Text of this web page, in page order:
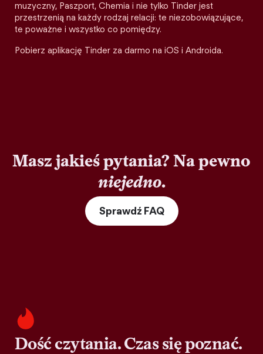
muzyczny, Paszport, Chemia i nie tylko Tinder jest
przestrzenią na każdy rodzaj relacji: te niezobowiązujące,
te poważne i wszystko co pomiędzy.
Pobierz aplikację Tinder za darmo na iOS i Androida.
Masz jakieś pytania? Na pewno
niejedno.
Sprawdź FAQ
Dość czytania. Czas się poznać.